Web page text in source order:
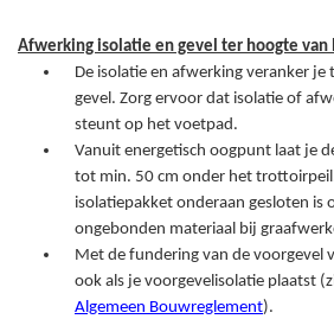
Afwerking isolatie en gevel ter hoogte
De isolatie en afwerking veranker je
gevel. Zorg ervoor dat isolatie of
steunt op het voetpad.
Vanuit energetisch oogpunt laat je
tot min. 50 cm onder het
isolatiepakket onderaan gesloten is
ongebonden materiaal bij
Met de fundering van de voorgevel
ook als je voorgevelisolatie plaatst
Algemeen Bouwreglement).